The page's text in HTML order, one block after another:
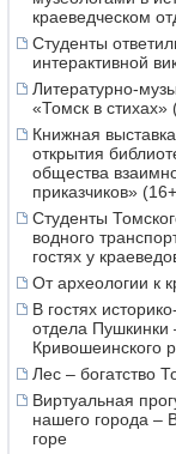
краеведческом
Студенты
интерактивной
Литературно-
«Томск в стихах»
Книжная
открытия
общества
приказчиков»
Студенты
водного
гостях у
От археологии к
В гостях
отдела Пушкинки
Кривошеинского
Лес – богатство
Виртуальная
нашего города –
горе